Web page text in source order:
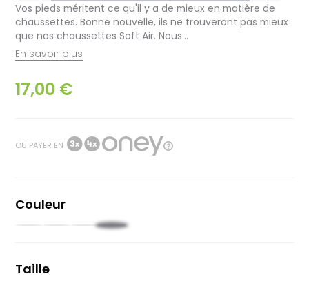
Vos pieds méritent ce qu'il y a de mieux en matière de
chaussettes. Bonne nouvelle, ils ne trouveront pas mieux
que nos chaussettes Soft Air. Nous...
En savoir plus
17,00 €
OU PAYER EN
Couleur
JauneBlanc
Taille